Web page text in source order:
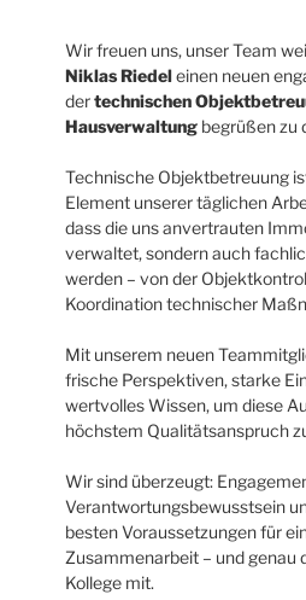
Wir freuen uns, unser Team
Niklas Riedeleinen neuen
dertechnischen
Hausverwaltung begrüßen zu
Technische Objektbetreuung
Element unserer täglichen
dass die uns anvertrauten
verwaltet, sondern auch
werden – von der
Koordination technischer
Mit unserem neuen
frische Perspektiven, starke
wertvolles Wissen, um diese
höchstem Qualitätsanspruch
Wir sind überzeugt:
Verantwortungsbewusstsein
besten Voraussetzungen für
Zusammenarbeit – und genau
Kollege mit.